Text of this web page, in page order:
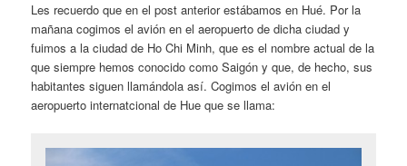
Les recuerdo que en el post anterior estábamos en Hué. Por la
mañana cogimos el avión en el aeropuerto de dicha ciudad y
fuimos a la ciudad de Ho Chi Minh, que es el nombre actual de la
que siempre hemos conocido como Saigón y que, de hecho, sus
habitantes siguen llamándola así. Cogimos el avión en el
aeropuerto internatcional de Hue que se llama: